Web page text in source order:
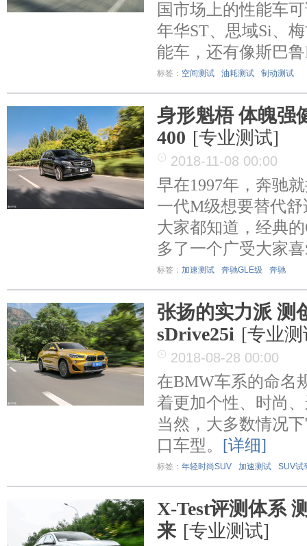
国市场上的性能车
年华ST、思域Si、
能车，还有像斯巴
标签： 空间测试 油耗测试 制动测试
身形魁梧 体魄强
400 [专业测试]
2018-11-08 00:00
早在1997年，奔驰
一代M级想要替代
大家都知道，经典
多了一个广受大家
标签： 加速测试 奔驰GLE级 奔驰
张扬的实力派 测
sDrive25i [专业
2018-08-28 00:00
在BMW车系的命名
着更加个性、时尚
当然，大多数情况
口车型。 [详细]
标签： 年轻时尚SUV 加速测试 SUV试
X-Test评测体系
来 [专业测试]